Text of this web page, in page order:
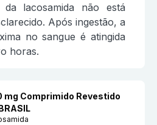
lacosamida não está
Após ingestão, a
no sangue é atingida
horas.
mg Comprimido Revestido